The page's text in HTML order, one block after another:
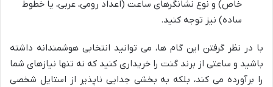
خاص) و نوع نشانگرهای ساعت (اعداد رومی، عربی، یا خطوط
ساده) نیز توجه کنید.
با در نظر گرفتن این گام ها، می توانید انتخابی هوشمندانه داشته
باشید و ساعتی از برند گنت را خریداری کنید که نه تنها نیازهای شما
را برآورده می کند، بلکه به بخشی جدایی ناپذیر از استایل شخصی